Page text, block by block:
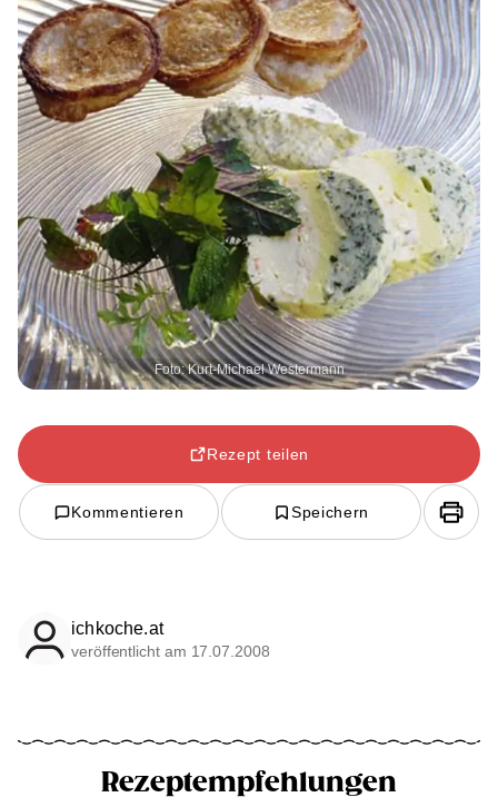
Foto: Kurt-Michael Westermann
Rezept teilen
Kommentieren Speichern
ichkoche.at
veröffentlicht am 17.07.2008
Rezeptempfehlungen